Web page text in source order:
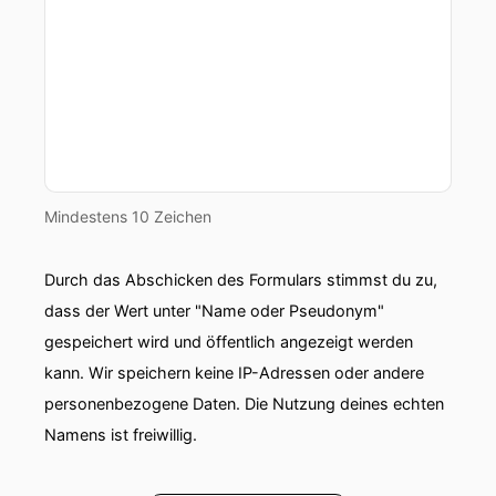
00:00:40: Ich hoffe, der kann mir dabei helfen.
00:00:44: Ciao.
00:00:46: Wir können anfangen.
00:00:48: Macht nichts, wenn's schnell geht.
00:00:51: Ich bin Julia Knörnschild und das ist
Mindestens 10 Zeichen
Durch das Abschicken des Formulars stimmst du zu,
dass der Wert unter "Name oder Pseudonym"
gespeichert wird und öffentlich angezeigt werden
kann. Wir speichern keine IP-Adressen oder andere
personenbezogene Daten. Die Nutzung deines echten
Namens ist freiwillig.